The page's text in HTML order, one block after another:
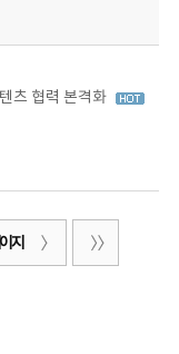
츠 협력 본격화
지